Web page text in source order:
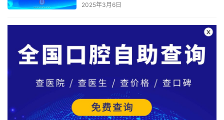
2025年3月6日